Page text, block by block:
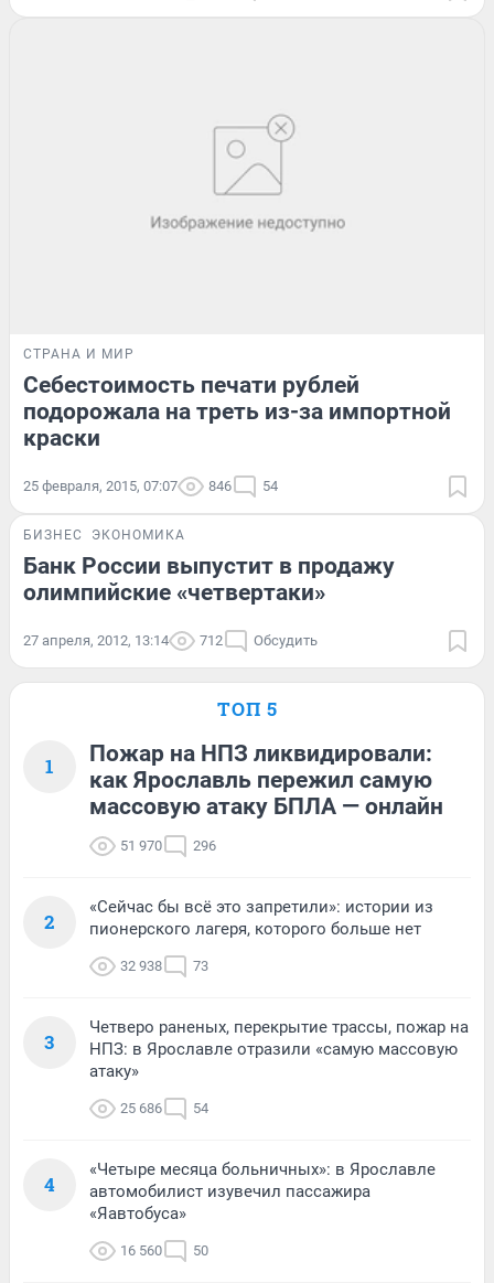
СТРАНА И МИР
Себестоимость печати рублей
подорожала на треть из-за импортной
краски
25 февраля, 2015, 07:07 846 54
БИЗНЕС ЭКОНОМИКА
Банк России выпустит в продажу
олимпийские «четвертаки»
27 апреля, 2012, 13:14 712 Обсудить
ТОП 5
1
Пожар на НПЗ ликвидировали:
как Ярославль пережил самую
массовую атаку БПЛА — онлайн
51 970 296
2
«Сейчас бы всё это запретили»: истории из
пионерского лагеря, которого больше нет
32 938 73
3
Четверо раненых, перекрытие трассы, пожар на
НПЗ: в Ярославле отразили «самую массовую
атаку»
25 686 54
4
«Четыре месяца больничных»: в Ярославле
автомобилист изувечил пассажира
«Яавтобуса»
16 560 50